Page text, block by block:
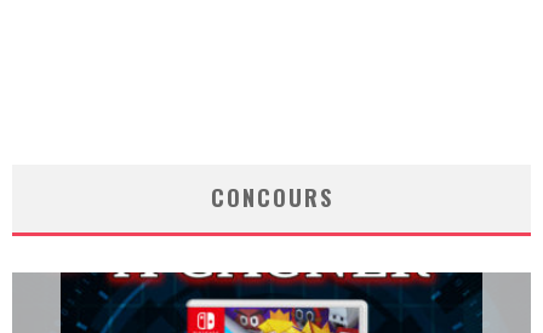
CONCOURS